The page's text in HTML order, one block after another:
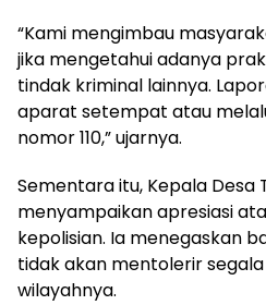
“Kami mengimbau
jika mengetahui adanya
tindak kriminal lainnya.
aparat setempat atau
nomor 110,” ujarnya.
Sementara itu, Kepala Desa
menyampaikan apresiasi
kepolisian. Ia menegaskan
tidak akan mentolerir
wilayahnya.